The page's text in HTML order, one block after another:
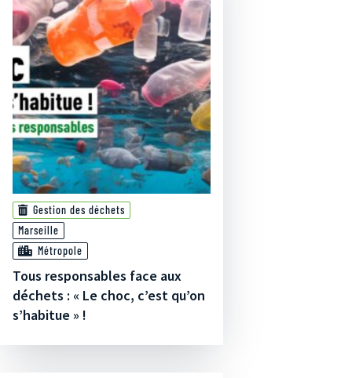
Gestion des déchets
Marseille
Métropole
Tous responsables face aux
déchets : « Le choc, c’est qu’on
s’habitue » !